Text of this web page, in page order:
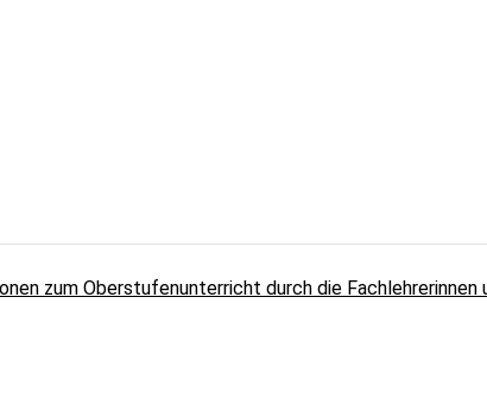
zum Oberstufenunterricht durch die Fachlehrerinnen